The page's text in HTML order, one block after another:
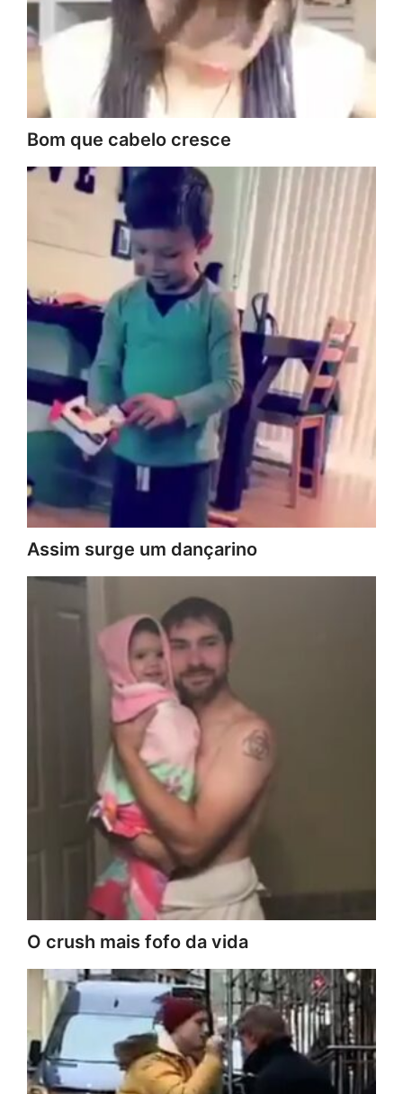
Bom que cabelo cresce
Assim surge um dançarino
O crush mais fofo da vida